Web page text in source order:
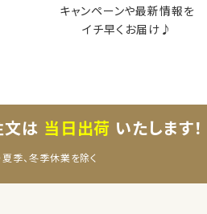
キャンペーンや最新情報を
イチ早くお届け♪
文は 当日出荷 いたします！
季、冬季休業を除く